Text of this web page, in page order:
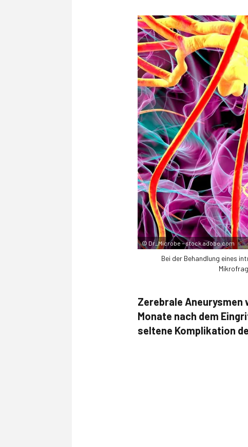
© Dr_Microbe – stock.adobe.com
Bei der Behandlung eines
Zerebrale Aneurysmen
Monate nach dem
seltene Komplikation